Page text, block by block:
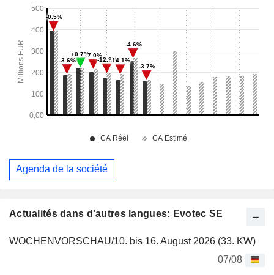
Actualités dans d'autres langues: Evotec SE
WOCHENVORSCHAU/10. bis 16. August 2026 (33. KW)
07/08
Agenda de la société